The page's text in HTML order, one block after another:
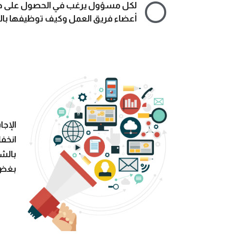
لكل مسؤول يرغب في الحصول على
أعضاء فريق العمل وكيف توظيفها
بغض